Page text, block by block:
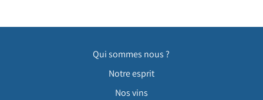
Qui sommes nous ?
Notre esprit
Nos vins